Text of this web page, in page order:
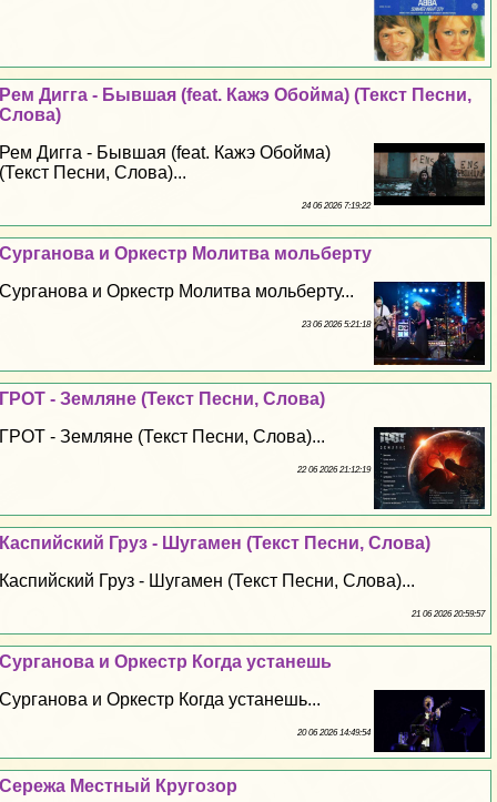
Рем Дигга - Бывшая (feat. Кажэ Обойма) (Текст Песни,
Слова)
Рем Дигга - Бывшая (feat. Кажэ Обойма)
(Текст Песни, Слова)...
24 06 2026 7:19:22
Сурганова и Оркестр Молитва мольберту
Сурганова и Оркестр Молитва мольберту...
23 06 2026 5:21:18
ГРОТ - Земляне (Текст Песни, Слова)
ГРОТ - Земляне (Текст Песни, Слова)...
22 06 2026 21:12:19
Каспийский Груз - Шугамен (Текст Песни, Слова)
Каспийский Груз - Шугамен (Текст Песни, Слова)...
21 06 2026 20:59:57
Сурганова и Оркестр Когда устанешь
Сурганова и Оркестр Когда устанешь...
20 06 2026 14:49:54
Сережа Местный Кругозор